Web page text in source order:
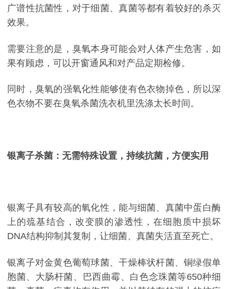
广谱性抗菌性，对于细菌、真菌等都有着较好的杀灭
效果。
需要注意的是，臭氧本身可能会对人体产生危害，如
果有顾虑，可以开窗通风和对产品定期检修。
同时，臭氧的强氧化性能够使有色衣物掉色，所以深
色衣物不要在臭氧杀菌洗衣机里洗涤太长时间。
银离子杀菌：无需特殊设置，持续抗菌，方便实用
银离子具有较高的氧化性，能与细菌、真菌中蛋白酶
上的巯基结合，改变膜的渗透性，在细胞质中损坏
DNA结构抑制其复制，让细菌、真菌失活直至死亡。
银离子对金黄色葡萄球菌、干燥棒状杆菌、铜绿假单
胞菌、大肠杆菌、巴西曲霉、白色念珠菌等650种细